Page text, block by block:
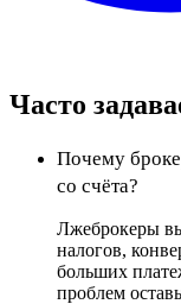
Часто
Почему
со счёта?
Лжеброкеры
налогов,
больших
проблем